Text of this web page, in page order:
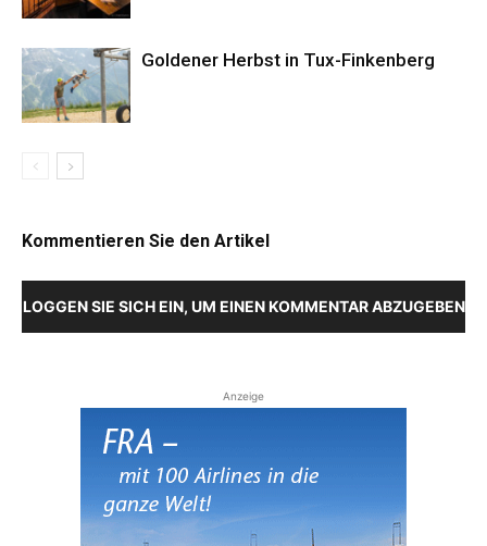
Goldener Herbst in Tux-Finkenberg
Kommentieren Sie den Artikel
LOGGEN SIE SICH EIN, UM EINEN KOMMENTAR ABZUGEBEN
Anzeige